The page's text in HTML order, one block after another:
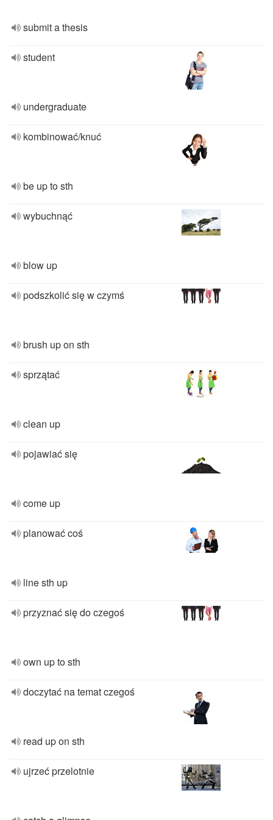
submit a thesis
student
undergraduate
kombinować/knuć
be up to sth
wybuchnąć
blow up
podszkolić się w czymś
brush up on sth
sprzątać
clean up
pojawiać się
come up
planować coś
line sth up
przyznać się do czegoś
own up to sth
doczytać na temat czegoś
read up on sth
ujrzeć przelotnie